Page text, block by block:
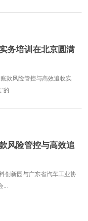
务培训在北京圆满
款风险管控与高效追收实
的...
风险管控与高效追
创新园与广东省汽车工业协
...